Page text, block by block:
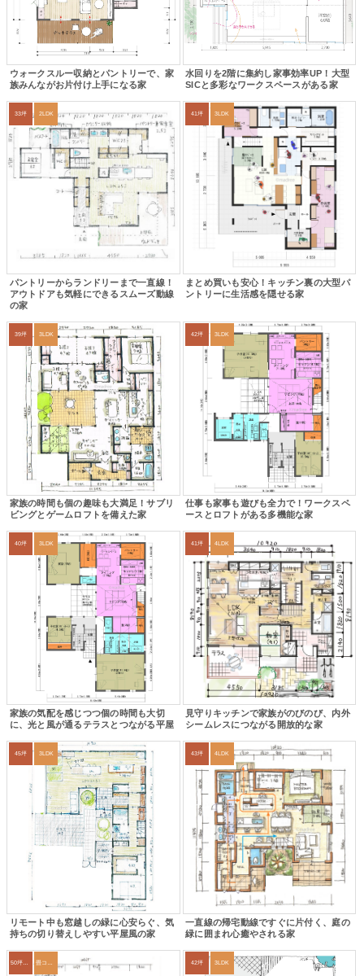
ウォークスルー収納とパントリーで、家
族みんながお片付け上手になる家
水回りを2階に集約し家事効率UP！大型
SICと多彩なワークスペースがある家
33坪 2LDK
パントリーからランドリーまで一直線！
アウトドアも気軽にできるスムーズ動線
の家
41坪 3LDK
まとめ買いも安心！キッチン裏の大型パ
ントリーに生活感を隠せる家
39坪 3LDK
家族の時間も個の趣味も大満足！サブリ
ビングとゲームロフトを備えた家
42坪 3LDK
仕事も家事も遊びも全力で！ワークスペ
ースとロフトがある多機能な家
40坪 3LDK
家族の気配を感じつつ個の時間も大切
に、光と風が通るテラスとつながる平屋
41坪 4LDK
見守りキッチンで家族がのびのび、内外
シームレスにつながる開放的な家
45坪 3LDK
リモート中も窓越しの緑に心安らぐ、気
持ちの切り替えしやすい平屋風の家
43坪 4LDK
一直線の帰宅動線ですぐに片付く、庭の
緑に囲まれ心癒やされる家
42坪 3LDK